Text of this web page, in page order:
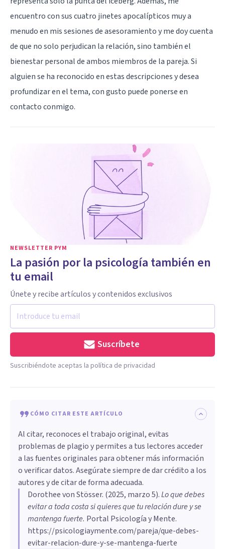
encuentro con sus cuatro jinetes apocalípticos muy a
menudo en mis sesiones de asesoramiento y me doy cuenta
de que no solo perjudican la relación, sino también el
bienestar personal de ambos miembros de la pareja. Si
alguien se ha reconocido en estas descripciones y desea
profundizar en el tema, con gusto puede ponerse en
contacto conmigo.
NEWSLETTER PYM
La pasión por la psicología también en
tu email
Únete y recibe artículos y contenidos exclusivos
Suscríbete
Suscribiéndote aceptas la política de privacidad
CÓMO CITAR ESTE ARTÍCULO
Al citar, reconoces el trabajo original, evitas
problemas de plagio y permites a tus lectores acceder
a las fuentes originales para obtener más información
o verificar datos. Asegúrate siempre de dar crédito a los
autores y de citar de forma adecuada.
Dorothee von Stösser. (2025, marzo 5).Lo que debes
evitar a toda costa si quieres que tu relación dure y se
mantenga fuerte. Portal Psicología y Mente.
https://psicologiaymente.com/pareja/que-debes-
evitar-relacion-dure-y-se-mantenga-fuerte